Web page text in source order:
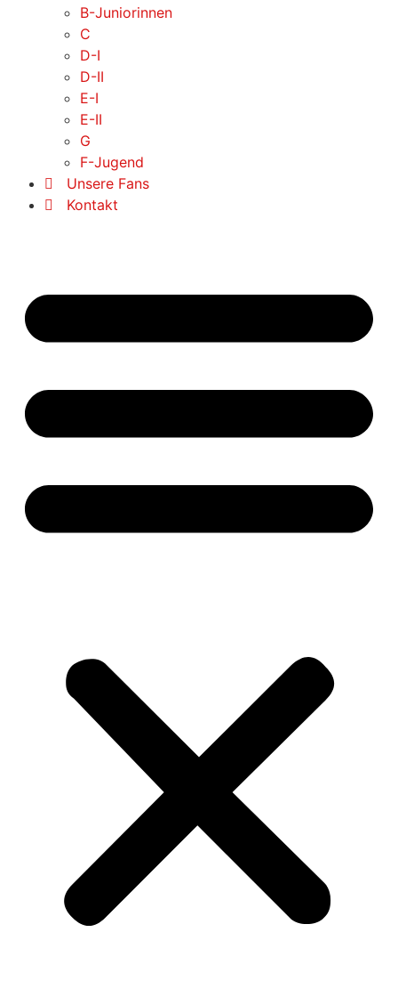
B-Juniorinnen
C
D-I
D-II
E-I
E-II
G
F-Jugend
Unsere Fans
Kontakt